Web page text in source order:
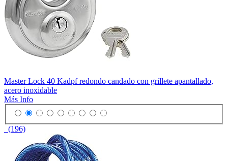
Master Lock 40 Kadpf redondo candado con grillete apantallado,
acero inoxidable
Más Info
(196)